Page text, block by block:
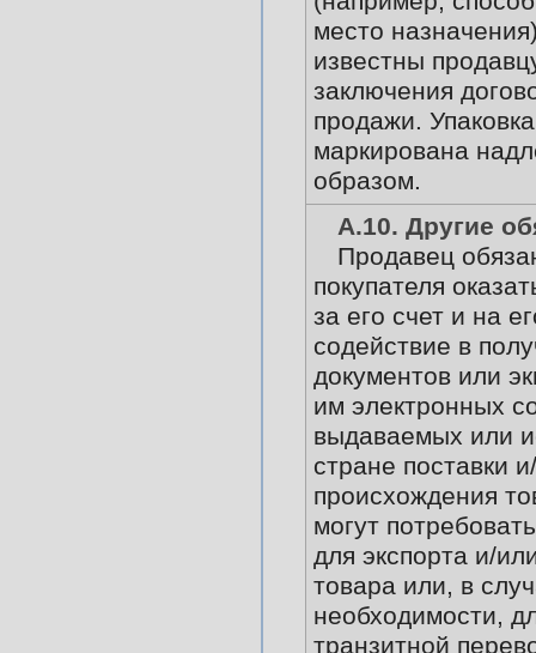
место
известны
заключения
продажи.
маркирована
образом.
А.10. Другие
Продавец
покупателя
за его счет и на
содействие в
документов или
им электронных
выдаваемых или
стране поставки
происхождения
могут
для экспорта и/
товара или, в
необходимости,
транзитной